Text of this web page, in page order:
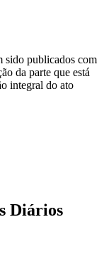
sido publicados com
da parte que está
integral do ato
Diários